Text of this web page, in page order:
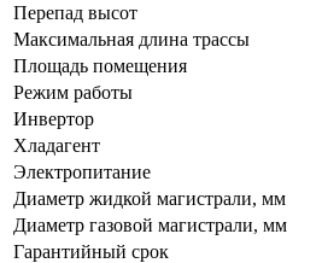
Перепад высот
Максимальная длина трассы
Площадь помещения
Режим работы
Инвертор
Хладагент
Электропитание
Диаметр жидкой магистрали, мм
Диаметр газовой магистрали, мм
Гарантийный срок